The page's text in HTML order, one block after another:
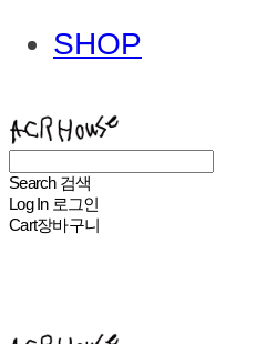
SHOP
Search 검색
Log In 로그인
Cart장바구니